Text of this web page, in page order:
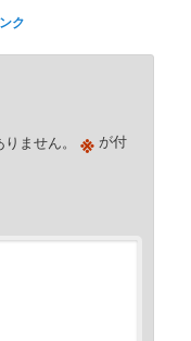
ク
ません。 ※ が付